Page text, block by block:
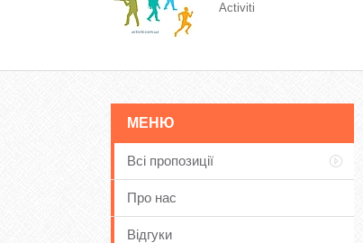
Activiti
Всі пропозиції
Про нас
Відгуки